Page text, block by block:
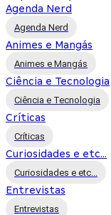
Agenda Nerd
Agenda Nerd
Animes e Mangás
Animes e Mangás
Ciência e Tecnologia
Ciência e Tecnologia
Críticas
Críticas
Curiosidades e etc...
Curiosidades e etc...
Entrevistas
Entrevistas